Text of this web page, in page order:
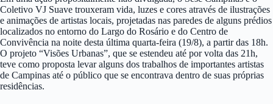
Coletivo VJ Suave trouxeram vida, luzes e cores através de ilustrações
e animações de artistas locais, projetadas nas paredes de alguns prédios
localizados no entorno do Largo do Rosário e do Centro de
Convivência na noite desta última quarta-feira (19/8), a partir das 18h.
O projeto “Visões Urbanas”, que se estendeu até por volta das 21h,
teve como proposta levar alguns dos trabalhos de importantes artistas
de Campinas até o público que se encontrava dentro de suas próprias
residências.